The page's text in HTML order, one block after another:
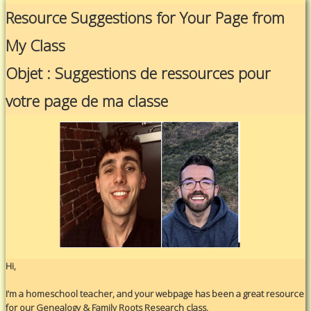
Resource Suggestions for Your Page from
My Class
Objet : Suggestions de ressources pour
votre page de ma classe
Hi,
I’m a homeschool teacher, and your webpage has been a great resource
for our Genealogy & Family Roots Research class.